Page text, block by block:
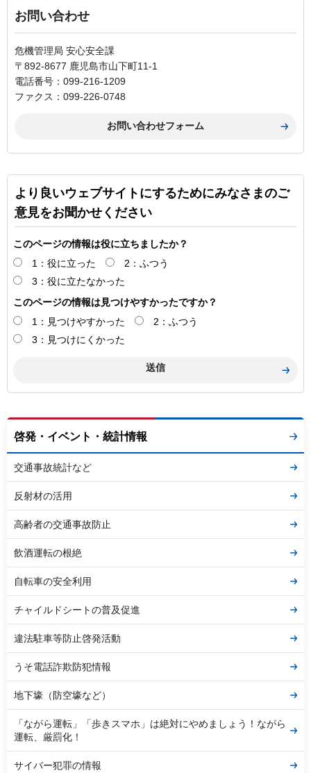
お問い合わせ
危機管理局 安心安全課
〒892-8677 鹿児島市山下町11-1
電話番号：099-216-1209
ファクス：099-226-0748
より良いウェブサイトにするためにみなさまのご
意見をお聞かせください
このページの情報は役に立ちましたか？
1：役に立った
2：ふつう
3：役に立たなかった
このページの情報は見つけやすかったですか？
1：見つけやすかった
2：ふつう
3：見つけにくかった
啓発・イベント・統計情報
交通事故統計など
反射材の活用
高齢者の交通事故防止
飲酒運転の根絶
自転車の安全利用
チャイルドシートの普及促進
違法駐車等防止啓発活動
うそ電話詐欺防犯情報
地下壕（防空壕など）
「ながら運転」「歩きスマホ」は絶対にやめましょう！ながら
運転、厳罰化！
サイバー犯罪の情報